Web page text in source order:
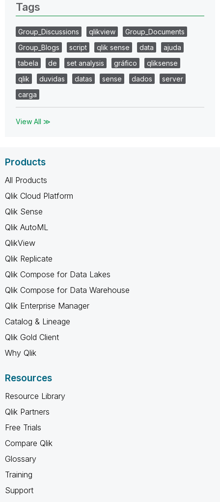
Tags
Group_Discussions qlikview
Group_Documents
Group_Blogs
script qlik sense data
ajuda
tabela
de set analysis gráfico
qliksense
qlik
duvidas datas sense dados
server
carga
View All ≫
Products
All Products
Qlik Cloud Platform
Qlik Sense
Qlik AutoML
QlikView
Qlik Replicate
Qlik Compose for Data Lakes
Qlik Compose for Data Warehouse
Qlik Enterprise Manager
Catalog & Lineage
Qlik Gold Client
Why Qlik
Resources
Resource Library
Qlik Partners
Free Trials
Compare Qlik
Glossary
Training
Support